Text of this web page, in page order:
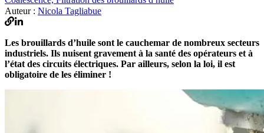
Auteur : Nicola Tagliabue
Les brouillards d’huile sont le cauchemar de nombreux secteurs
industriels. Ils nuisent gravement à la santé des opérateurs et à
l’état des circuits électriques. Par ailleurs, selon la loi, il est
obligatoire de les éliminer !